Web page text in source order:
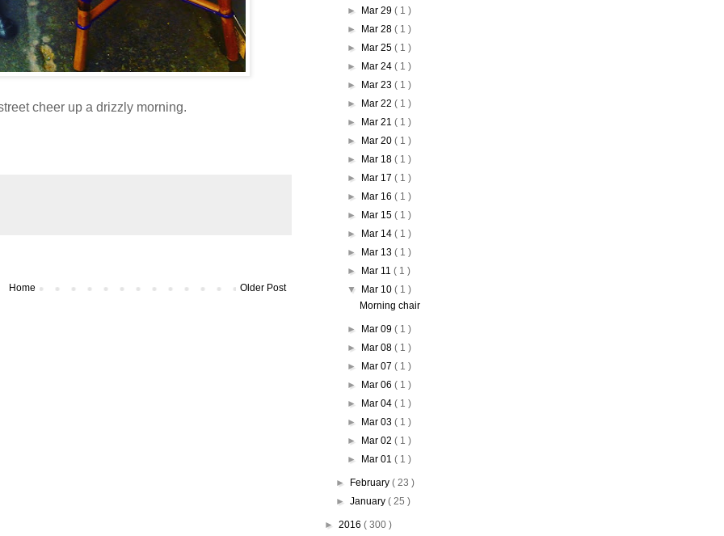
cheer up a drizzly morning.
Older Post
Home
►
Mar 29( 1 )
►
Mar 28( 1 )
►
Mar 25( 1 )
►
Mar 24( 1 )
►
Mar 23( 1 )
►
Mar 22( 1 )
►
Mar 21( 1 )
►
Mar 20( 1 )
►
Mar 18( 1 )
►
Mar 17( 1 )
►
Mar 16( 1 )
►
Mar 15( 1 )
►
Mar 14( 1 )
►
Mar 13( 1 )
►
Mar 11( 1 )
▼
Mar 10( 1 )
Morning chair
► Mar 09( 1 )
►
Mar 08( 1 )
►
Mar 07( 1 )
►
Mar 06( 1 )
►
Mar 04( 1 )
►
Mar 03( 1 )
►
Mar 02( 1 )
►
Mar 01( 1 )
► February ( 23 )
► January ( 25 )
► 2016 ( 300 )